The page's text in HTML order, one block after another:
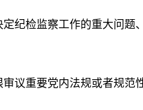
纪检监察工作的重大问题
重要党内法规或者规范性